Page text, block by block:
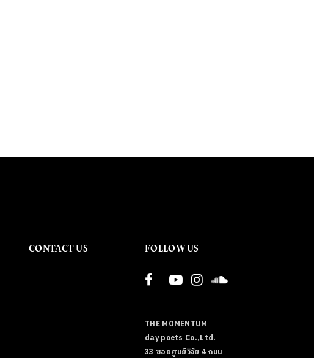
CONTACT US FOLLOW US
THE MOMENTUM
day poets Co.,Ltd.
33 ซอยศูนย์วิจัย 4 ถนน